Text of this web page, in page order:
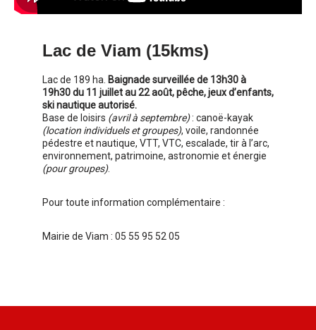
Lac de Viam (15kms)
Lac de 189 ha. Baignade surveillée de 13h30 à
19h30 du 11 juillet au 22 août, pêche, jeux d’enfants,
ski nautique autorisé.
Base de loisirs (avril à septembre): canoë-kayak
(location individuels et groupes), voile, randonnée
pédestre et nautique, VTT, VTC, escalade, tir à l’arc,
environnement, patrimoine, astronomie et énergie
(pour groupes).
Pour toute information complémentaire :
Mairie de Viam : 05 55 95 52 05